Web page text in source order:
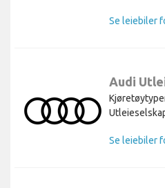
Se leiebiler
Audi
Se leiebiler